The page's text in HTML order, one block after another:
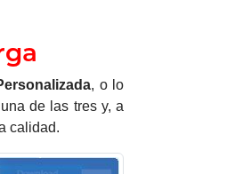
, o lo
de las tres y, a
calidad.